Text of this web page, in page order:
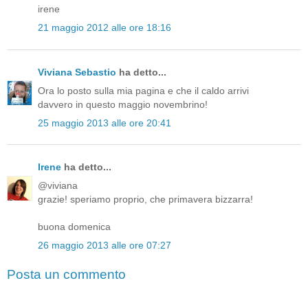
irene
21 maggio 2012 alle ore 18:16
Viviana Sebastio ha detto...
Ora lo posto sulla mia pagina e che il caldo arrivi
davvero in questo maggio novembrino!
25 maggio 2013 alle ore 20:41
Irene ha detto...
@viviana
grazie! speriamo proprio, che primavera bizzarra!
buona domenica
26 maggio 2013 alle ore 07:27
Posta un commento